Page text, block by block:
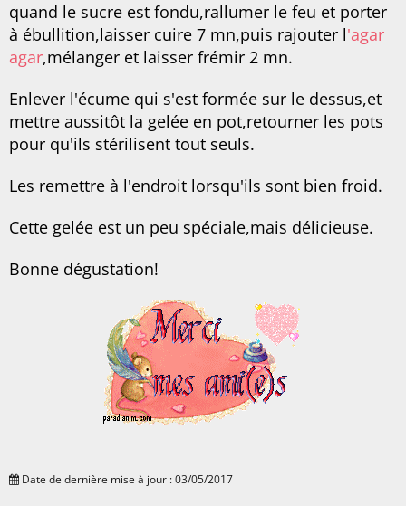
quand le sucre est fondu,rallumer le feu et porter
à ébullition,laisser cuire 7 mn,puis rajouter l'agar
agar,mélanger et laisser frémir 2 mn.
Enlever l'écume qui s'est formée sur le dessus,et
mettre aussitôt la gelée en pot,retourner les pots
pour qu'ils stérilisent tout seuls.
Les remettre à l'endroit lorsqu'ils sont bien froid.
Cette gelée est un peu spéciale,mais délicieuse.
Bonne dégustation!
Date de dernière mise à jour : 03/05/2017